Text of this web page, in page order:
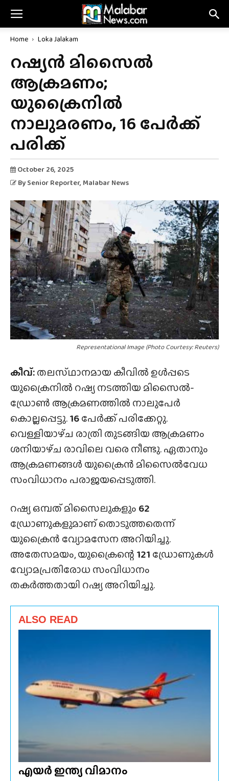
Home Loka Jalakam
റഷ്യൻ മിസൈൽ
ആക്രമണം;
യുക്രൈനിൽ
നാലുമരണം, 16 പേർക്ക്
പരിക്ക്
October 26, 2025
By Senior Reporter, Malabar News
Representational Image (Photo Courtesy: Reuters)
കീവ്:തലസ്‌ഥാനമായ കീവിൽ ഉൾപ്പടെ
യുക്രൈനിൽ റഷ്യ നടത്തിയ മിസൈൽ-
ഡ്രോൺ ആക്രമണത്തിൽ നാലുപേർ
കൊല്ലപ്പെട്ടു.16പേർക്ക് പരിക്കേറ്റു.
വെള്ളിയാഴ്‌ച രാത്രി തുടങ്ങിയ ആക്രമണം
ശനിയാഴ്‌ച രാവിലെ വരെ നീണ്ടു. ഏതാനും
ആക്രമണങ്ങൾ യുക്രൈൻ മിസൈൽവേധ
സംവിധാനം പരാജയപ്പെടുത്തി.
റഷ്യ ഒമ്പത് മിസൈലുകളും 62
ഡ്രോണുകളുമാണ് തൊടുത്തതെന്ന്
യുക്രൈൻ വ്യോമസേന അറിയിച്ചു.
അതേസമയം, യുക്രൈന്റെ 121 ഡ്രോണുകൾ
വ്യോമപ്രതിരോധ സംവിധാനം
തകർത്തതായി റഷ്യ അറിയിച്ചു.
ALSO READ
എയർ ഇന്ത്യ വിമാനം